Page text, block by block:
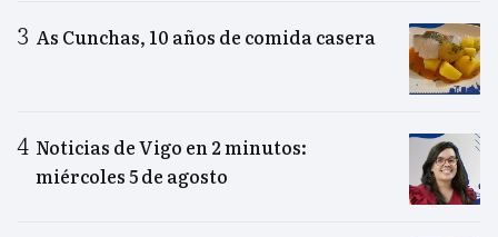
As Cunchas, 10 años de comida casera
Noticias de Vigo en 2 minutos:
miércoles 5 de agosto